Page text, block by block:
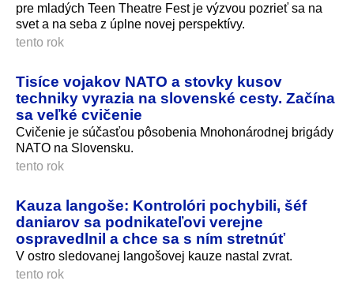
pre mladých Teen Theatre Fest je výzvou pozrieť sa na
svet a na seba z úplne novej perspektívy.
tento rok
Tisíce vojakov NATO a stovky kusov
techniky vyrazia na slovenské cesty. Začína
sa veľké cvičenie
Cvičenie je súčasťou pôsobenia Mnohonárodnej brigády
NATO na Slovensku.
tento rok
Kauza langoše: Kontrolóri pochybili, šéf
daniarov sa podnikateľovi verejne
ospravedlnil a chce sa s ním stretnúť
V ostro sledovanej langošovej kauze nastal zvrat.
tento rok